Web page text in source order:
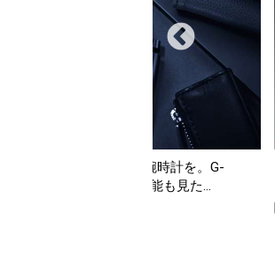
だ「指名買い」】2026年7月掲載記事か